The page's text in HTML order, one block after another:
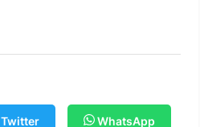
Twitter WhatsApp